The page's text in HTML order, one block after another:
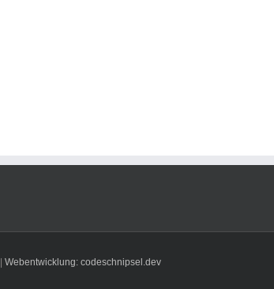
| Webentwicklung: codeschnipsel.dev